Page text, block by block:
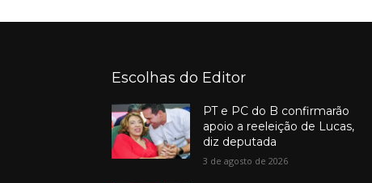
Escolhas do Editor
PT e PC do B confirmarão
apoio a reeleição de Lucas,
diz deputada
3 de agosto de 2026